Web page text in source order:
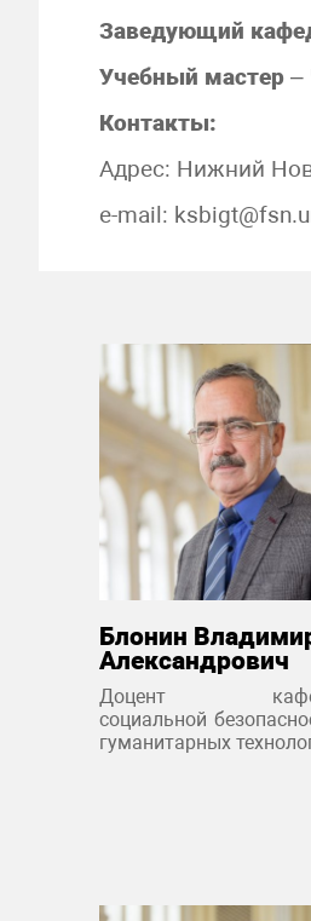
Заведующий
Учебный мастер –
Контакты:
Адрес: Нижний
e-mail:
Блонин
Александрович
Доцент
социальной
гуманитарных